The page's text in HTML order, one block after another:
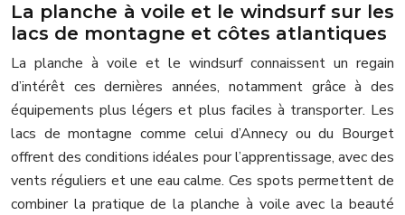
La planche à voile et le windsurf sur les
lacs de montagne et côtes atlantiques
La planche à voile et le windsurf connaissent un regain
d’intérêt ces dernières années, notamment grâce à des
équipements plus légers et plus faciles à transporter. Les
lacs de montagne comme celui d’Annecy ou du Bourget
offrent des conditions idéales pour l’apprentissage, avec des
vents réguliers et une eau calme. Ces spots permettent de
combiner la pratique de la planche à voile avec la beauté